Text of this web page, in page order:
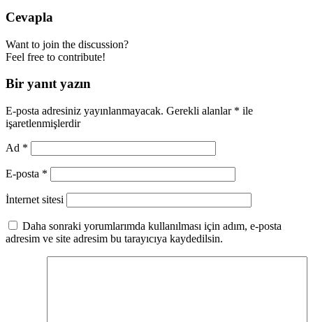
Cevapla
Want to join the discussion?
Feel free to contribute!
Bir yanıt yazın
E-posta adresiniz yayınlanmayacak. Gerekli alanlar * ile
işaretlenmişlerdir
Ad *
E-posta *
İnternet sitesi
Daha sonraki yorumlarımda kullanılması için adım, e-posta
adresim ve site adresim bu tarayıcıya kaydedilsin.